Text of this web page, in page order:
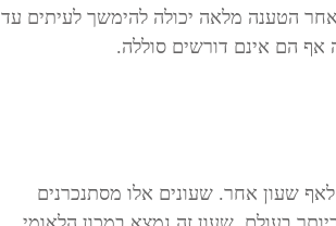
הטענה מלאה יכולה להימשך לעיתים עד
הם אינם דורשים סוללה.
שעון אחר. שעונים אלו מסתנכרנים